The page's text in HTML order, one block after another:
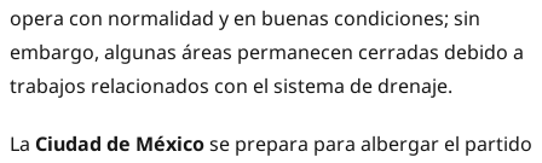
opera con normalidad y en buenas condiciones; sin
embargo, algunas áreas permanecen cerradas debido a
trabajos relacionados con el sistema de drenaje.
La Ciudad de Méxicose prepara para albergar el partido